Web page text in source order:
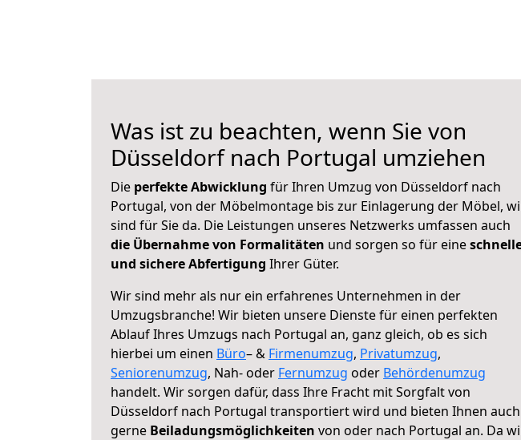
Was ist zu beachten, wenn Sie von
Düsseldorf nach Portugal umziehen
Die perfekte Abwicklung für Ihren Umzug von Düsseldorf nach
Portugal, von der Möbelmontage bis zur Einlagerung der Möbel,
sind für Sie da. Die Leistungen unseres Netzwerks umfassen auch
die Übernahme von Formalitäten und sorgen so für eine
und sichere Abfertigung Ihrer Güter.
Wir sind mehr als nur ein erfahrenes Unternehmen in der
Umzugsbranche! Wir bieten unsere Dienste für einen perfekten
Ablauf Ihres Umzugs nach Portugal an, ganz gleich, ob es sich
hierbei um einen Büro– & Firmenumzug, Privatumzug,
Seniorenumzug, Nah- oder Fernumzug oder Behördenumzug
handelt. Wir sorgen dafür, dass Ihre Fracht mit Sorgfalt von
Düsseldorf nach Portugal transportiert wird und bieten Ihnen auch
gerne Beiladungsmöglichkeiten von oder nach Portugal an. Da